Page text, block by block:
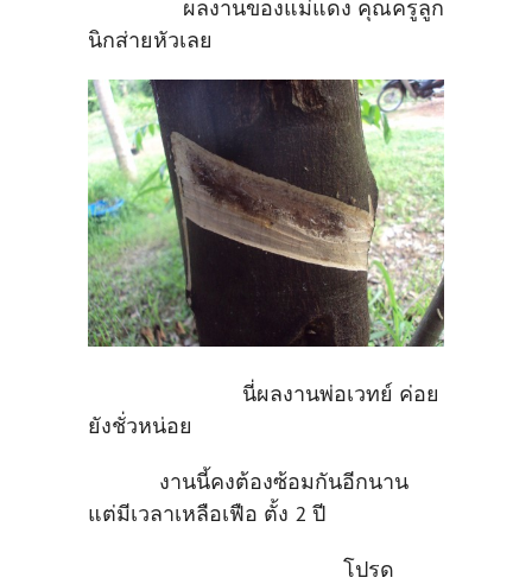
ผลงานของแม่แดง คุณครูลูก
นิกส่ายหัวเลย
นี่ผลงานพ่อเวทย์ ค่อย
ยังชั่วหน่อย
งานนี้คงต้องซ้อมกันอีกนาน
แต่มีเวลาเหลือเฟือ ตั้ง 2 ปี
โปรด